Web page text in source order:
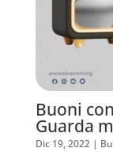
Buoni
Guarda
Dic 19, 2022|